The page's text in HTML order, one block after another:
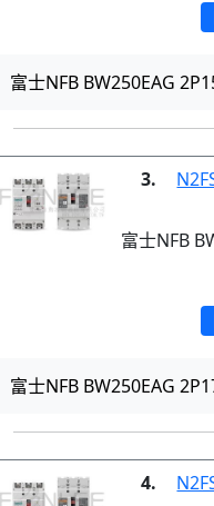
富士NFB BW250EAG
3.
富士NFB
富士NFB BW250EAG
4.